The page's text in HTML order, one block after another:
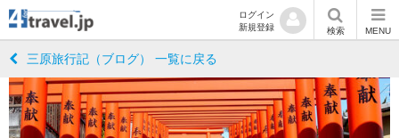
ログイン
新規登録
検索 MENU
三原旅行記（ブログ） 一覧に戻る